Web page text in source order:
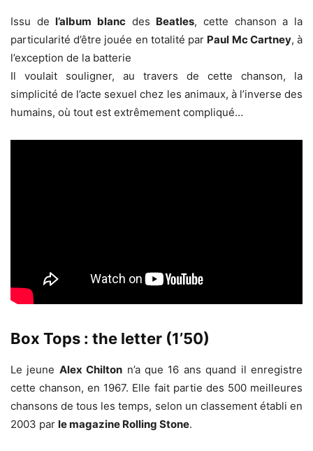
Issu del’album blanc des Beatles, cette chanson a la
particularité d’être jouée en totalité par Paul Mc Cartney, à
l’exception de la batterie
Il voulait souligner, au travers de cette chanson, la
simplicité de l’acte sexuel chez les animaux, à l’inverse des
humains, où tout est extrêmement compliqué…
Box Tops : the letter (1’50)
Le jeune Alex Chilton n’a que 16 ans quand il enregistre
cette chanson, en 1967. Elle fait partie des 500 meilleures
chansons de tous les temps, selon un classement établi en
2003 par le magazine Rolling Stone.